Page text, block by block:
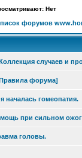
Нет
форумов
случаев и
форума]
началась гомеопатия.
при сильном
головы.